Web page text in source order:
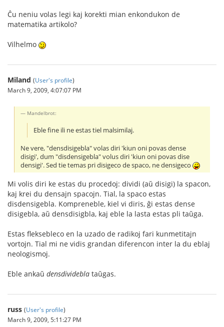
Ĉu neniu volas legi kaj korekti mian enkondukon de
matematika artikolo?
Vilhelmo
Miland (User's profile)
March 9, 2009, 4:07:07 PM
Mandelbrot:
Eble fine ili ne estas tiel malsimilaj.
Ne vere, "densdisigebla" volas diri 'kiun oni povas dense
disigi', dum "disdensigebla" volus diri 'kiun oni povas dise
densigi'. Sed tie temas pri disigeco de spaco, ne densigeco
Mi volis diri ke estas du procedoj: dividi (aŭ disigi) la spacon,
kaj krei du densajn spacojn. Tial, la spaco estas
disdensigebla. Kompreneble, kiel vi diris, ĝi estas dense
disigebla, aŭ densdisigbla, kaj eble la lasta estas pli taŭga.
Estas fleksebleco en la uzado de radikoj fari kunmetitajn
vortojn. Tial mi ne vidis grandan diferencon inter la du eblaj
neologismoj.
Eble ankaŭ densdividebla taŭgas.
russ (User's profile)
March 9, 2009, 5:11:27 PM